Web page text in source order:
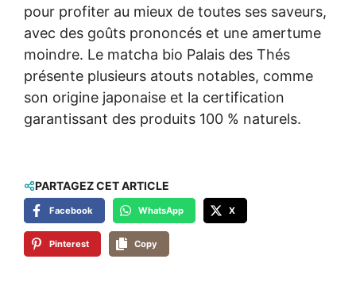
pour profiter au mieux de toutes ses saveurs,
avec des goûts prononcés et une amertume
moindre. Le matcha bio Palais des Thés
présente plusieurs atouts notables, comme
son origine japonaise et la certification
garantissant des produits 100 % naturels.
PARTAGEZ CET ARTICLE
Facebook WhatsApp X
Pinterest Copy